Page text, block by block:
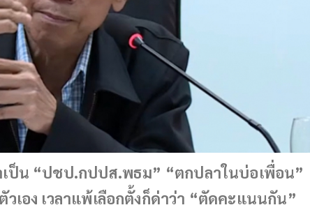
เป็น “ปชป.กปปส.พธม” “ตกปลาในบ่อเพื่อน”
เอง เวลาแพ้เลือกตั้งก็ด่าว่า “ตัดคะแนนกัน”